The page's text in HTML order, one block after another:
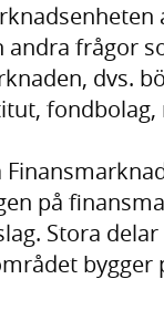
frågor
dvs.
på
Stora
bygger